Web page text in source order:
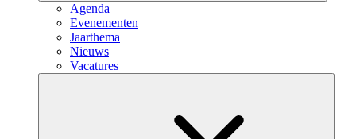
Agenda
Evenementen
Jaarthema
Nieuws
Vacatures